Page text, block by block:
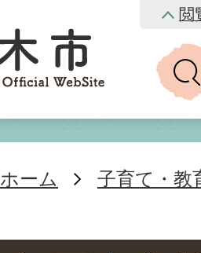
閲
ホーム 子育て・教